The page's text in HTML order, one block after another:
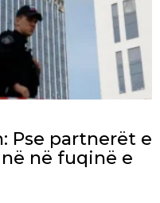
Pse partnerët e
në fuqinë e